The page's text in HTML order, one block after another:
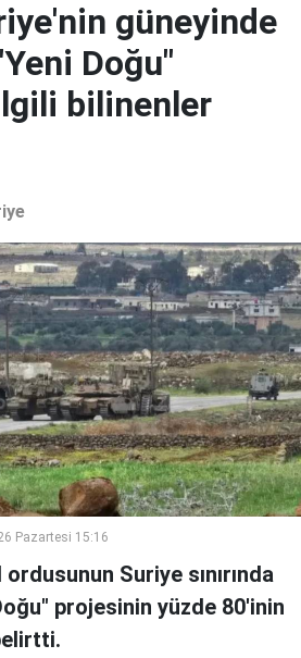
güneyinde
Doğu"
bilinenler
Pazartesi 15:16
Suriye sınırında
projesinin yüzde 80'inin